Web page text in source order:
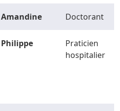
Amandine Doctorant
Philippe
Praticien
hospitalier